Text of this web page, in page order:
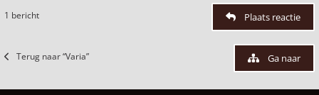
1 bericht Plaats reactie
Terug naar “Varia” Ga naar